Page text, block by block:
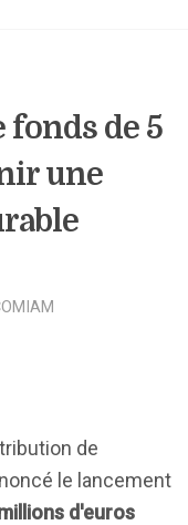
fonds de 5
une
de
le lancement
d'euros